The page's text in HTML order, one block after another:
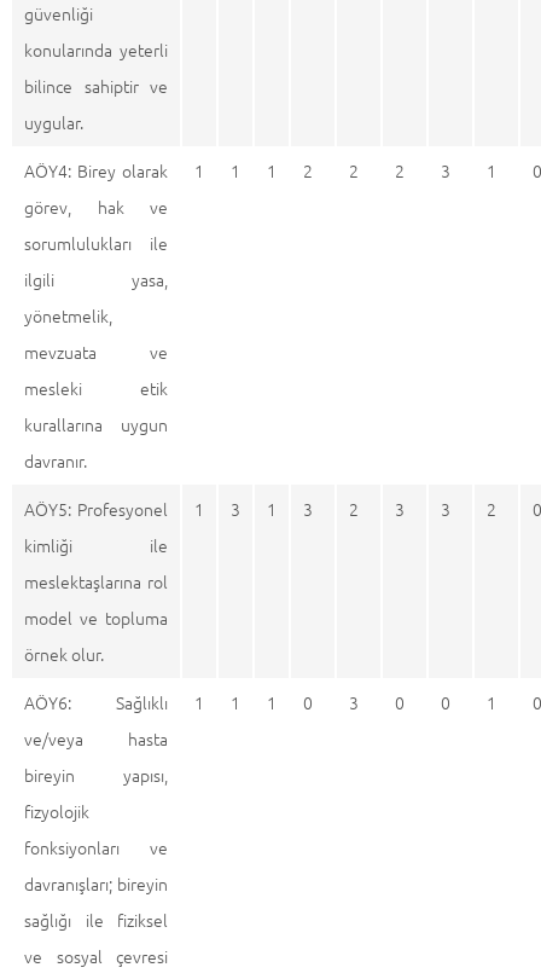
güvenliği
konularında yeterli
bilince sahiptir ve
uygular.
AÖY4: Birey olarak
görev, hak ve
sorumlulukları ile
ilgili yasa,
yönetmelik,
mevzuata ve
mesleki etik
kurallarına uygun
davranır.
1 1 1 2 2 2 3 1 0
AÖY5: Profesyonel
kimliği ile
meslektaşlarına rol
model ve topluma
örnek olur.
1 3 1 3 2 3 3 2 0
AÖY6: Sağlıklı
ve/veya hasta
bireyin yapısı,
fizyolojik
fonksiyonları ve
davranışları; bireyin
sağlığı ile fiziksel
ve sosyal çevresi
1 1 1 0 3 0 0 1 0